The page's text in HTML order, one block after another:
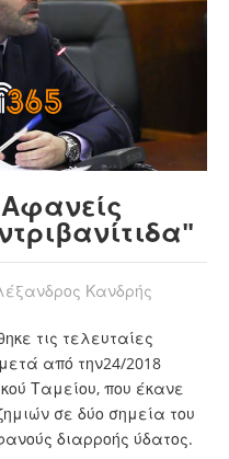
Κανδρής
τις τελευταίες
από την24/2018
Ταμείου, που έκανε
σε δύο σημεία του
διαρροής ύδατος.